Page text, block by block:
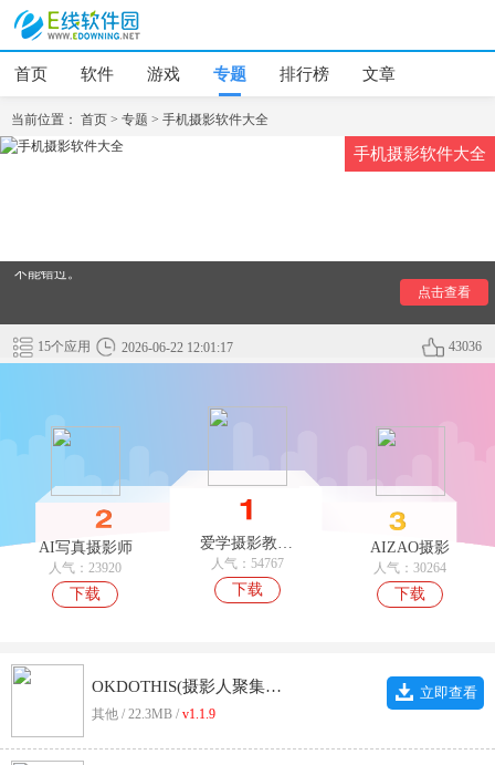
首页 软件 游戏 专题 排行榜 文章
当前位置： 首页 > 专题 > 手机摄影软件大全
手机摄影软件大全
不能错过。
点击查看
15个应用 2026-06-22 12:01:17 43036
AI写真摄影师
人气：23920
下载
爱学摄影教程安卓手机版
人气：54767
下载
AIZAO摄影
人气：30264
下载
OKDOTHIS(摄影人聚集社区)
其他 / 22.3MB / v1.1.9
立即查看